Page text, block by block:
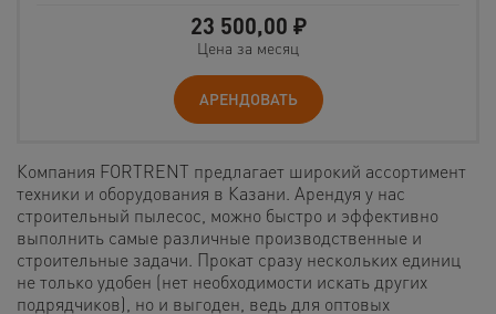
23 500,00 ₽
Цена за месяц
АРЕНДОВАТЬ
Компания FORTRENT предлагает широкий ассортимент
техники и оборудования в Казани. Арендуя у нас
строительный пылесос, можно быстро и эффективно
выполнить самые различные производственные и
строительные задачи. Прокат сразу нескольких единиц
не только удобен (нет необходимости искать других
подрядчиков), но и выгоден, ведь для оптовых